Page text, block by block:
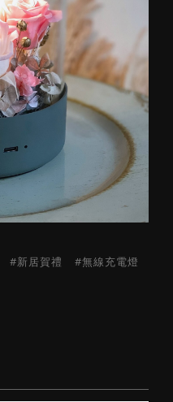
新居賀禮
無線充電燈